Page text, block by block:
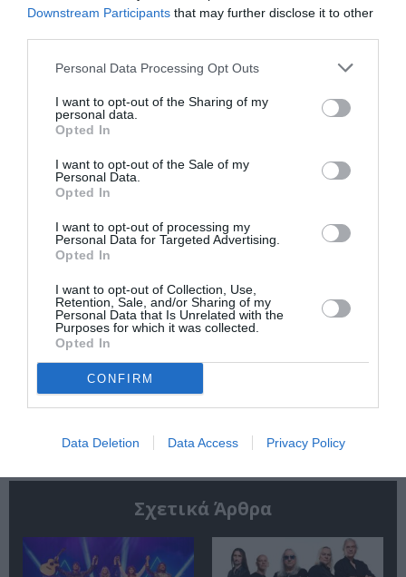
Downstream Participants that may further disclose it to other
Personal Data Processing Opt Outs
I want to opt-out of the Sharing of my
personal data.
Opted In
I want to opt-out of the Sale of my
Personal Data.
Opted In
I want to opt-out of processing my
Personal Data for Targeted Advertising.
Opted In
I want to opt-out of Collection, Use,
Retention, Sale, and/or Sharing of my
Personal Data that Is Unrelated with the
Purposes for which it was collected.
Opted In
CONFIRM
Data Deletion Data Access Privacy Policy
Δείτε όλα τατελευταία νέαγια την Τέχνη και τον
Νέοι Διαγωνισμοί❯
Tags
ΓΙΩΡΓΟΣ ΣΤΡΑΤΑΚΗΣ
ΕΝΤΕΧΝΟ - ΛΑΪΚΟ - ΠΑΡΑΔΟΣΙΑΚΗ
ΣΥΝΑΥΛΙΕΣ 2023
Newsletter
Κάθε βδομάδα στο e-mail σας τα τελευταία νέα για
την Τέχνη και τον Πολιτισμό!
Ακολουθήστε το Culturenow.gr
Σχετικά Άρθρα